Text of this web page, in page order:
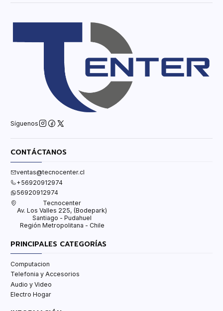
Síguenos
CONTÁCTANOS
ventas@tecnocenter.cl
+56920912974
56920912974
Tecnocenter
Av. Los Valles 225, (Bodepark)
Santiago - Pudahuel
Región Metropolitana - Chile
PRINCIPALES CATEGORÍAS
Computacion
Telefonia y Accesorios
Audio y Video
Electro Hogar